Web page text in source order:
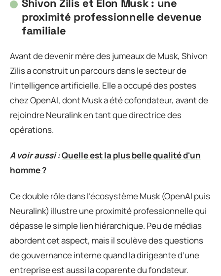
Shivon Zilis et Elon Musk : une
proximité professionnelle devenue
familiale
Avant de devenir mère des jumeaux de Musk, Shivon
Zilis a construit un parcours dans le secteur de
l’intelligence artificielle. Elle a occupé des postes
chez OpenAI, dont Musk a été cofondateur, avant de
rejoindre Neuralink en tant que directrice des
opérations.
A voir aussi :Quelle est la plus belle qualité d'un
homme ?
Ce double rôle dans l’écosystème Musk (OpenAI puis
Neuralink) illustre une proximité professionnelle qui
dépasse le simple lien hiérarchique. Peu de médias
abordent cet aspect, mais il soulève des questions
de gouvernance interne quand la dirigeante d’une
entreprise est aussi la coparente du fondateur.